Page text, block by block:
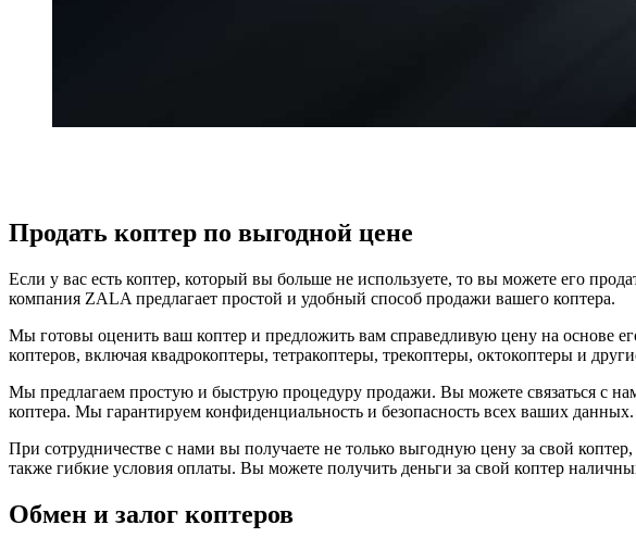
Продать коптер по выгодной цене
Если у вас есть коптер, который вы больше не используете, то вы можете его
компания ZALA предлагает простой и удобный способ продажи вашего коптера.
Мы готовы оценить ваш коптер и предложить вам справедливую цену на основе
коптеров, включая квадрокоптеры, тетракоптеры, трекоптеры, октокоптеры и
Мы предлагаем простую и быструю процедуру продажи. Вы можете связаться с
коптера. Мы гарантируем конфиденциальность и безопасность всех ваших данных.
При сотрудничестве с нами вы получаете не только выгодную цену за свой
также гибкие условия оплаты. Вы можете получить деньги за свой коптер
Обмен и залог коптеров